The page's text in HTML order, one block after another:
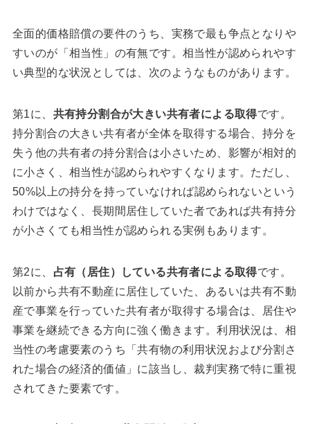
全面的価格賠償の要件のうち、実務で最も争点となりや
すいのが「相当性」の有無です。相当性が認められやす
い典型的な状況としては、次のようなものがあります。
第1に、 共有持分割合が大きい共有者による取得です。
持分割合の大きい共有者が全体を取得する場合、持分を
失う他の共有者の持分割合は小さいため、影響が相対的
に小さく、相当性が認められやすくなります。ただし、
50%以上の持分を持っていなければ認められないという
わけではなく、長期間居住していた者であれば共有持分
が小さくても相当性が認められる実例もあります。
第2に、 占有（居住）している共有者による取得です。
以前から共有不動産に居住していた、あるいは共有不動
産で事業を行っていた共有者が取得する場合は、居住や
事業を継続できる方向に強く働きます。利用状況は、相
当性の考慮要素のうち「共有物の利用状況および分割さ
れた場合の経済的価値」に該当し、裁判実務で特に重視
されてきた要素です。